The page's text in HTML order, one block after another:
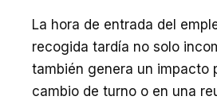
La hora de entrada del
recogida tardía no solo
también genera un impacto
cambio de turno o en una